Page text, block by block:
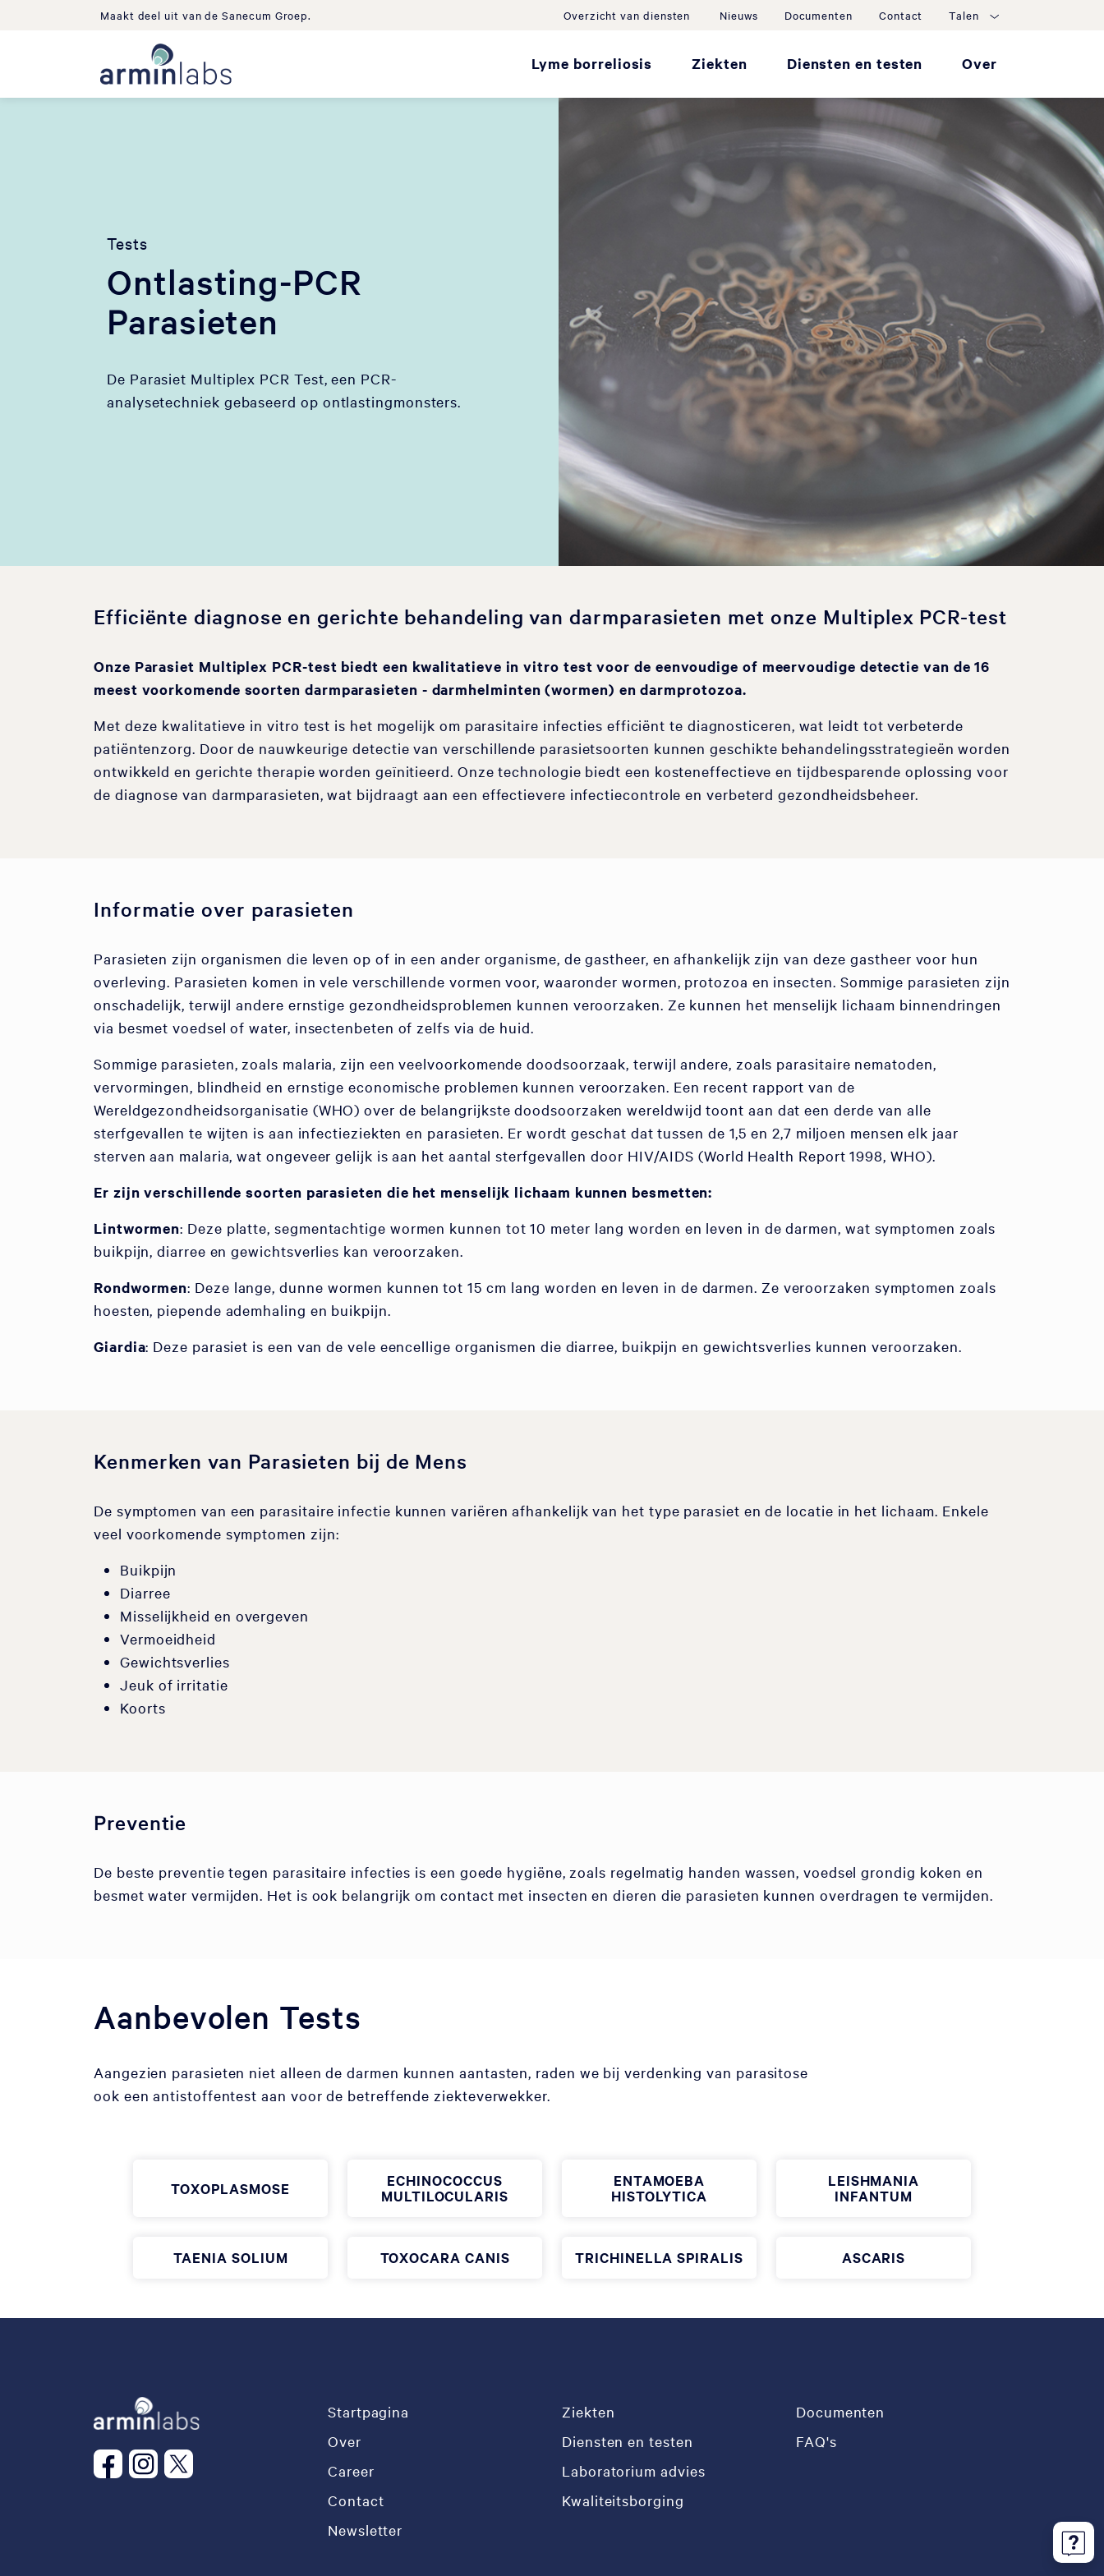
Maakt deel uit van de Sanecum Groep. Overzicht van diensten Nieuws Documenten Contact Talen
Lyme borreliosis Ziekten Diensten en testen Over
Tests
Ontlasting-PCR
Parasieten
De Parasiet Multiplex PCR Test, een PCR-
analysetechniek gebaseerd op ontlastingmonsters.
Efficiënte diagnose en gerichte behandeling van darmparasieten met onze Multiplex PCR-test
Onze Parasiet Multiplex PCR-test biedt een kwalitatieve in vitro test voor de eenvoudige of meervoudige detectie van de 16
meest voorkomende soorten darmparasieten - darmhelminten (wormen) en darmprotozoa.
Met deze kwalitatieve in vitro test is het mogelijk om parasitaire infecties efficiënt te diagnosticeren, wat leidt tot verbeterde
patiëntenzorg. Door de nauwkeurige detectie van verschillende parasietsoorten kunnen geschikte behandelingsstrategieën worden
ontwikkeld en gerichte therapie worden geïnitieerd. Onze technologie biedt een kosteneffectieve en tijdbesparende oplossing voor
de diagnose van darmparasieten, wat bijdraagt aan een effectievere infectiecontrole en verbeterd gezondheidsbeheer.
Informatie over parasieten
Parasieten zijn organismen die leven op of in een ander organisme, de gastheer, en afhankelijk zijn van deze gastheer voor hun
overleving. Parasieten komen in vele verschillende vormen voor, waaronder wormen, protozoa en insecten. Sommige parasieten zijn
onschadelijk, terwijl andere ernstige gezondheidsproblemen kunnen veroorzaken. Ze kunnen het menselijk lichaam binnendringen
via besmet voedsel of water, insectenbeten of zelfs via de huid.
Sommige parasieten, zoals malaria, zijn een veelvoorkomende doodsoorzaak, terwijl andere, zoals parasitaire nematoden,
vervormingen, blindheid en ernstige economische problemen kunnen veroorzaken. Een recent rapport van de
Wereldgezondheidsorganisatie (WHO) over de belangrijkste doodsoorzaken wereldwijd toont aan dat een derde van alle
sterfgevallen te wijten is aan infectieziekten en parasieten. Er wordt geschat dat tussen de 1,5 en 2,7 miljoen mensen elk jaar
sterven aan malaria, wat ongeveer gelijk is aan het aantal sterfgevallen door HIV/AIDS (World Health Report 1998, WHO).
Er zijn verschillende soorten parasieten die het menselijk lichaam kunnen besmetten:
Lintwormen: Deze platte, segmentachtige wormen kunnen tot 10 meter lang worden en leven in de darmen, wat symptomen zoals
buikpijn, diarree en gewichtsverlies kan veroorzaken.
Rondwormen: Deze lange, dunne wormen kunnen tot 15 cm lang worden en leven in de darmen. Ze veroorzaken symptomen zoals
hoesten, piepende ademhaling en buikpijn.
Giardia: Deze parasiet is een van de vele eencellige organismen die diarree, buikpijn en gewichtsverlies kunnen veroorzaken.
Kenmerken van Parasieten bij de Mens
De symptomen van een parasitaire infectie kunnen variëren afhankelijk van het type parasiet en de locatie in het lichaam. Enkele
veel voorkomende symptomen zijn:
Buikpijn
Diarree
Misselijkheid en overgeven
Vermoeidheid
Gewichtsverlies
Jeuk of irritatie
Koorts
Preventie
De beste preventie tegen parasitaire infecties is een goede hygiëne, zoals regelmatig handen wassen, voedsel grondig koken en
besmet water vermijden. Het is ook belangrijk om contact met insecten en dieren die parasieten kunnen overdragen te vermijden.
Aanbevolen Tests
Aangezien parasieten niet alleen de darmen kunnen aantasten, raden we bij verdenking van parasitose
ook een antistoffentest aan voor de betreffende ziekteverwekker.
TOXOPLASMOSE ECHINOCOCCUS
MULTILOCULARIS
ENTAMOEBA
HISTOLYTICA
LEISHMANIA
INFANTUM
TAENIA SOLIUM TOXOCARA CANIS TRICHINELLA SPIRALIS ASCARIS
Startpagina
Over
Career
Contact
Newsletter
Ziekten
Diensten en testen
Laboratorium advies
Kwaliteitsborging
Documenten
FAQ's